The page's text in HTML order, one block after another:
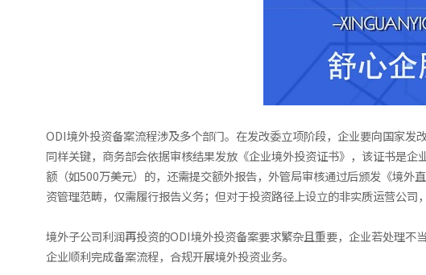
ODI境外投资备案流程涉及多个部门。在发改委立项阶段，企业要向国家
同样关键，商务部会依据审核结果发放《企业境外投资证书》，该证书是
额（如500万美元）的，还需提交额外报告，外管局审核通过后颁发《境
资管理范畴，仅需履行报告义务；但对于投资路径上设立的非实质运营公司
境外子公司利润再投资的ODI境外投资备案要求繁杂且重要，企业若处理
企业顺利完成备案流程，合规开展境外投资业务。